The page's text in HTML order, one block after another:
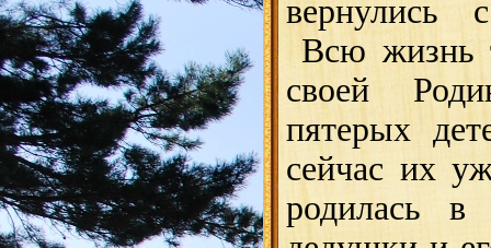
Всю жизнь
своей
пятерых
сейчас их
родилась в